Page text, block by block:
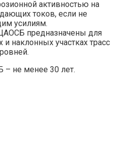
активностью на
токов, если не
усилиям.
предназначены для
наклонных участках трасс
не менее 30 лет.